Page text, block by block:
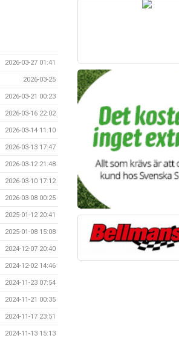
2026-03-27 01:41
2026-03-25
2026-03-21 00:23
2026-03-16 22:02
2026-03-14 11:10
2026-03-13 17:47
2026-03-12 21:48
2026-03-10 17:12
2026-03-08 00:25
2025-01-12 20:41
2025-01-08 15:08
2024-12-07 20:40
2024-12-02 14:46
2024-11-23 07:54
2024-11-21 00:35
2024-11-17 23:51
2024-11-13 15:13